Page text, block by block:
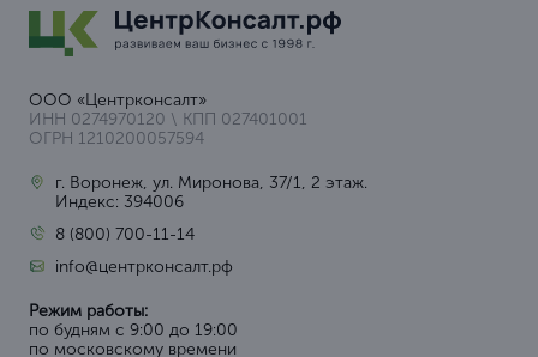
ООО «Центрконсалт»
ИНН 0274970120 \ КПП 027401001
ОГРН 1210200057594
г. Воронеж, ул. Миронова, 37/1, 2 этаж.
Индекс: 394006
8 (800) 700-11-14
info@центрконсалт.рф
Режим работы:
по будням с 9:00 до 19:00
по московскому времени